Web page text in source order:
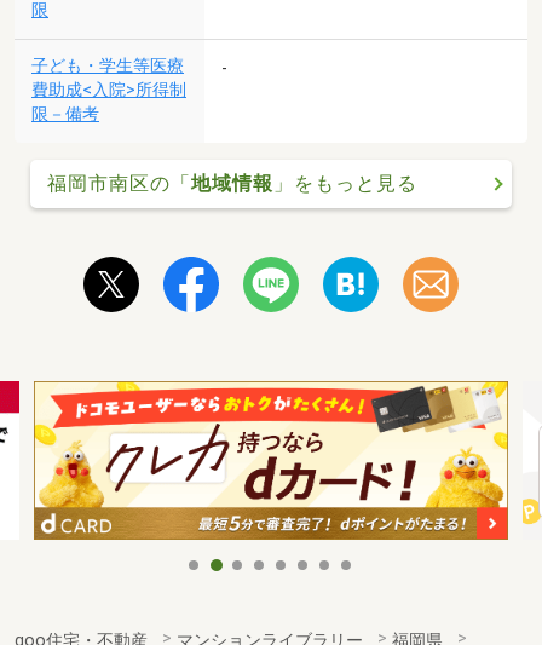
限
子ども・学生等医療
費助成<入院>所得制
限－備考
-
福岡市南区の「地域情報 」をもっと見る